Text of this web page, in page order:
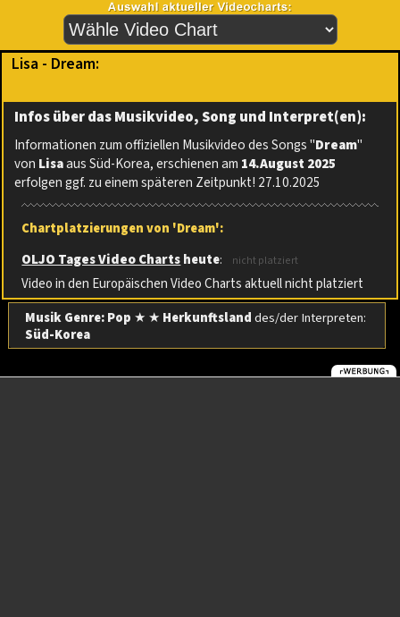
Lisa - Dream:
Infos über das Musikvideo, Song und Interpret(en):
Informationen zum offiziellen Musikvideo des Songs "Dream"
von Lisaaus Süd-Korea, erschienen am 14.August 2025
erfolgen ggf. zu einem späteren Zeitpunkt! 27.10.2025
Chartplatzierungen von 'Dream':
OLJO Tages Video Chartsheute: nicht platziert
Video in den Europäischen Video Charts aktuell nicht platziert
Musik Genre: Pop ★ ★ Herkunftslanddes/der Interpreten:
Süd-Korea